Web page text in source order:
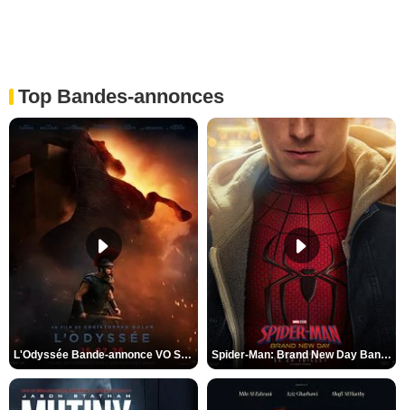
Top Bandes-annonces
L'Odyssée Bande-annonce VO STFR Spider-Man: Brand New Day Bande-annonce VO STFR